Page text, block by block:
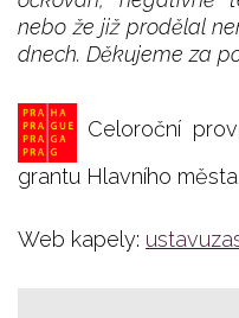
nebo že již prodělal
dnech. Děkujeme za
Celoroční
grantu Hlavního
Web kapely: